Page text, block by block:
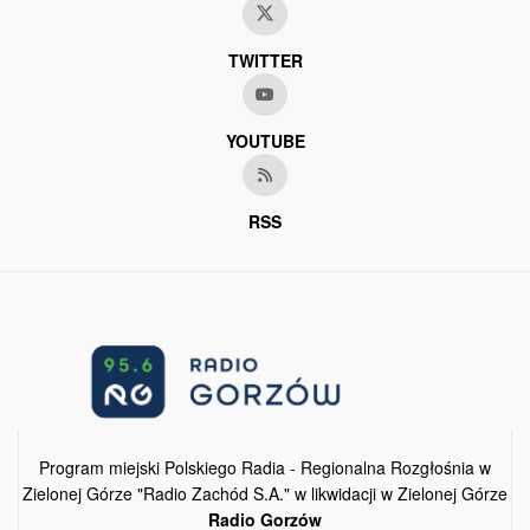
TWITTER
YOUTUBE
RSS
Program miejski Polskiego Radia - Regionalna Rozgłośnia w
Zielonej Górze "Radio Zachód S.A." w likwidacji w Zielonej Górze
Radio Gorzów